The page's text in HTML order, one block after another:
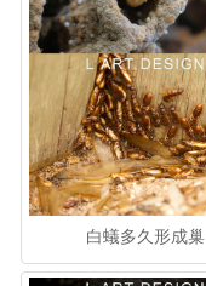
白蟻多久形成巢